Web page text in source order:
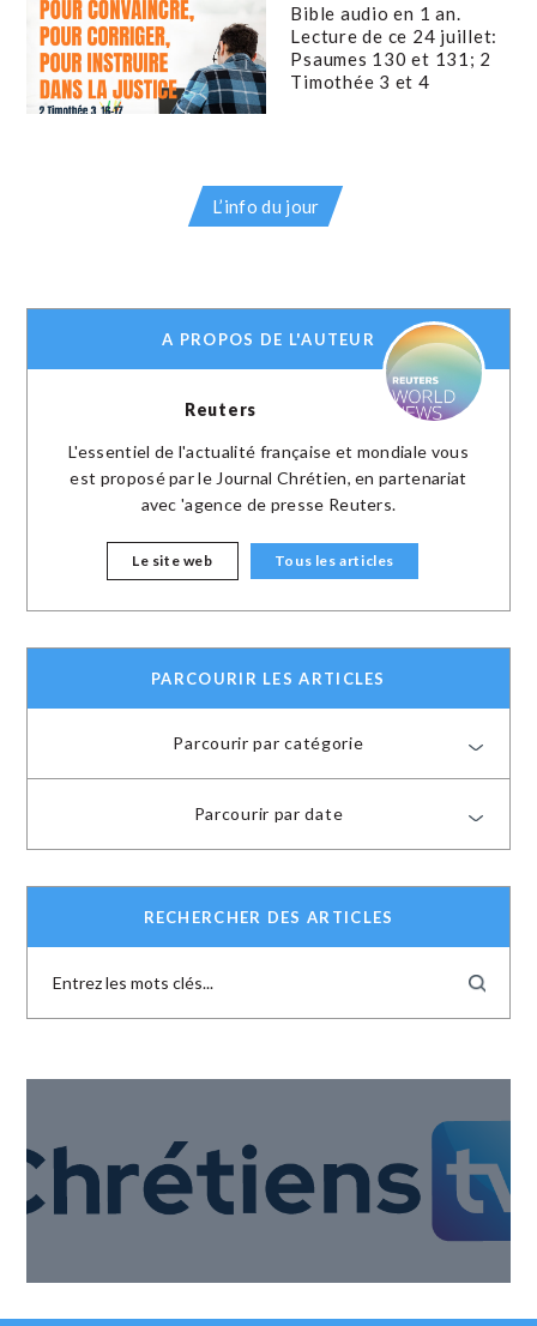
Bible audio en 1 an.
Lecture de ce 24 juillet:
Psaumes 130 et 131; 2
Timothée 3 et 4
L’info du jour
A PROPOS DE L'AUTEUR
Reuters
L'essentiel de l'actualité française et mondiale vous
est proposé par le Journal Chrétien, en partenariat
avec 'agence de presse Reuters.
Le site web Tous les articles
PARCOURIR LES ARTICLES
Parcourir par catégorie
Parcourir par date
RECHERCHER DES ARTICLES